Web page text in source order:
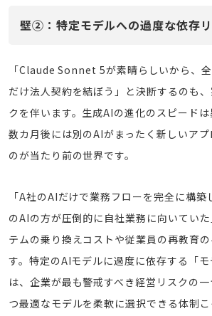
壁②：特定モデルへの過度な依存
「Claude Sonnet 5が素晴らしいから、
だけ法人契約を結ぼう」と決断するのも
クを伴います。生成AIの進化のスピード
数カ月後には別のAIがまったく新しいア
のが当たり前の世界です。
「A社のAIだけで業務フローを完全に構
のAIの方が圧倒的に自社業務に向いてい
テムの乗り換えコストや従業員の再教育
す。特定のAIモデルに過度に依存する「モ
は、企業が最も警戒すべき経営リスクの
つ最適なモデルを柔軟に選択できる体制